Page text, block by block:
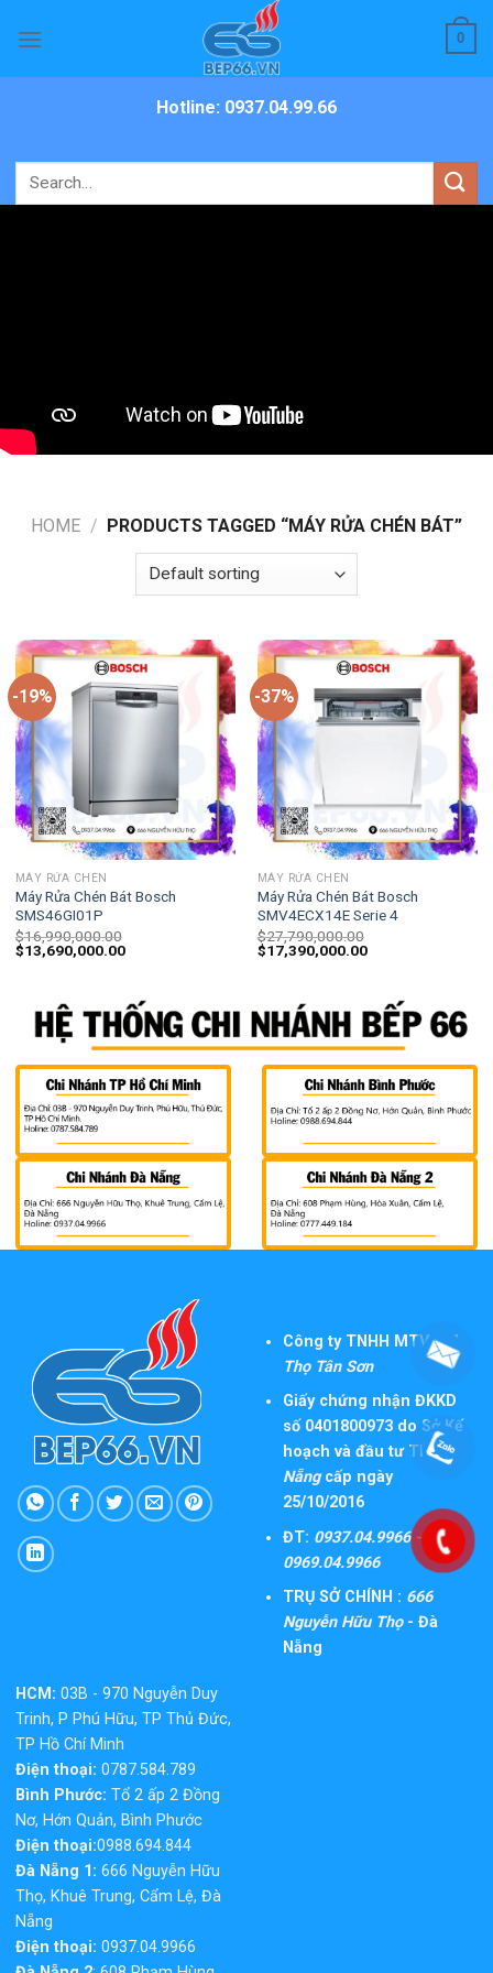
0
Hotline: 0937.04.99.66
Search
for:
HOME / PRODUCTS TAGGED “MÁY RỬA CHÉN BÁT”
-19%
MÁY RỬA CHÉN
Máy Rửa Chén Bát Bosch
SMS46GI01P
$16,990,000.00
$13,690,000.00
-37%
MÁY RỬA CHÉN
Máy Rửa Chén Bát Bosch
SMV4ECX14E Serie 4
$27,790,000.00
$17,390,000.00
Công ty TNHH MTV TM
Thọ Tân Sơn
Giấy chứng nhận ĐKKD
số 0401800973 do Sở Kế
hoạch và đầu tư TPĐà
Nẵngcấp ngày
25/10/2016
ĐT: 0937.04.9966 -
0969.04.9966
TRỤ SỞ CHÍNH : 666
Nguyễn Hữu Thọ- Đà
Nẵng
HCM: 03B - 970 Nguyễn Duy
Trinh, P Phú Hữu, TP Thủ Đức,
TP Hồ Chí Minh
Điện thoại: 0787.584.789
Bình Phước: Tổ 2 ấp 2 Đồng
Nơ, Hớn Quản, Bình Phước
Điện thoại:0988.694.844
Đà Nẵng 1: 666 Nguyễn Hữu
Thọ, Khuê Trung, Cẩm Lệ, Đà
Nẵng
Điện thoại: 0937.04.9966